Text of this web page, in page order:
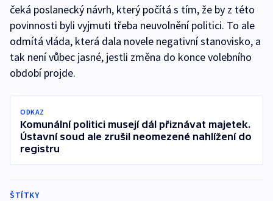
čeká poslanecký návrh, který počítá s tím, že by z této
povinnosti byli vyjmuti třeba neuvolnění politici. To ale
odmítá vláda, která dala novele negativní stanovisko, a
tak není vůbec jasné, jestli změna do konce volebního
období projde.
ODKAZ
Komunální politici musejí dál přiznávat majetek.
Ústavní soud ale zrušil neomezené nahlížení do
registru
ŠTÍTKY